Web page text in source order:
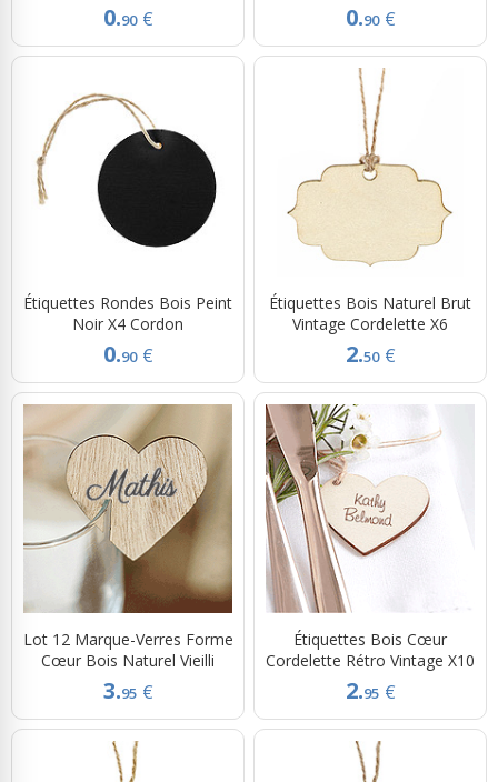
0.90 € 0.90 €
Étiquettes Rondes Bois Peint
Noir X4 Cordon
0.90 €
Étiquettes Bois Naturel Brut
Vintage Cordelette X6
2.50 €
Lot 12 Marque-Verres Forme
Cœur Bois Naturel Vieilli
3.95 €
Étiquettes Bois Cœur
Cordelette Rétro Vintage X10
2.95 €